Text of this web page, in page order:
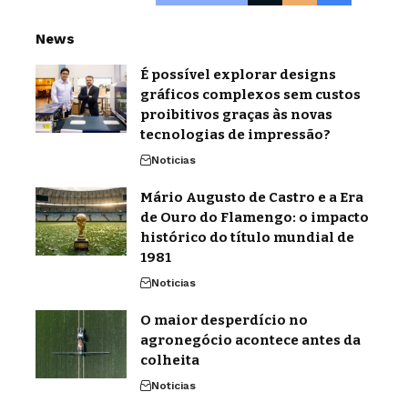
News
É possível explorar designs
gráficos complexos sem custos
proibitivos graças às novas
tecnologias de impressão?
Noticias
Mário Augusto de Castro e a Era
de Ouro do Flamengo: o impacto
histórico do título mundial de
1981
Noticias
O maior desperdício no
agronegócio acontece antes da
colheita
Noticias